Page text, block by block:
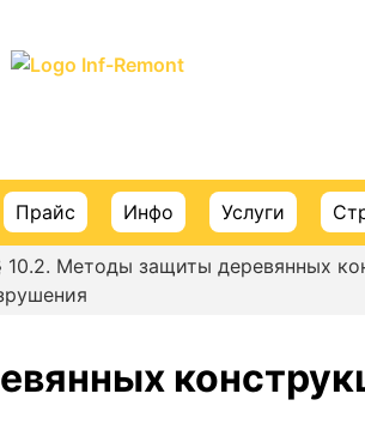
Прайс Инфо Услуги
10.2. Методы защиты деревянных